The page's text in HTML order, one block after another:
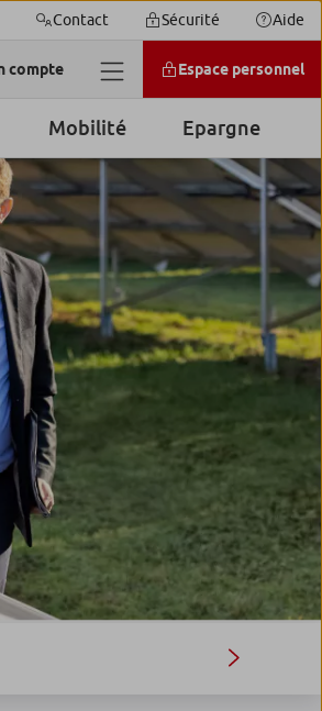
Contact Sécurité Aide
compte Espace personnel
Mobilité Epargne